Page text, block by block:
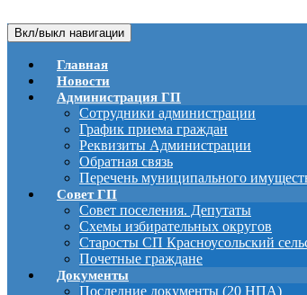
Вкл/выкл навигации
Главная
Новости
Администрация ГП
Сотрудники администрации
График приема граждан
Реквизиты Администрации
Обратная связь
Перечень муниципального
Совет ГП
Совет поселения. Депутаты
Схемы избирательных округов
Старосты СП Красноусольский
Почетные граждане
Документы
Последние документы (20 НПА)